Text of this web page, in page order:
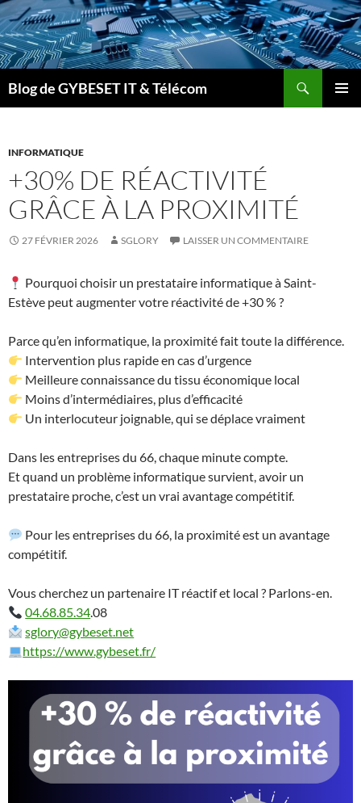
Aller
au
contenu
Blog de GYBESET IT & Télécom
INFORMATIQUE
+30% DE RÉACTIVITÉ
GRÂCE À LA PROXIMITÉ
27 FÉVRIER 2026 SGLORY LAISSER UN COMMENTAIRE
Pourquoi choisir un prestataire informatique à Saint-
Estève peut augmenter votre réactivité de +30 % ?
Parce qu’en informatique, la proximité fait toute la différence.
Intervention plus rapide en cas d’urgence
Meilleure connaissance du tissu économique local
Moins d’intermédiaires, plus d’efficacité
Un interlocuteur joignable, qui se déplace vraiment
Dans les entreprises du 66, chaque minute compte.
Et quand un problème informatique survient, avoir un
prestataire proche, c’est un vrai avantage compétitif.
Pour les entreprises du 66, la proximité est un avantage
compétitif.
Vous cherchez un partenaire IT réactif et local ? Parlons-en.
04.68.85.34.08
sglory@gybeset.net
https://www.gybeset.fr/